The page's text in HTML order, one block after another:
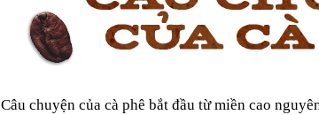
Câu chuyện của cà phê bắt đầu từ miền cao